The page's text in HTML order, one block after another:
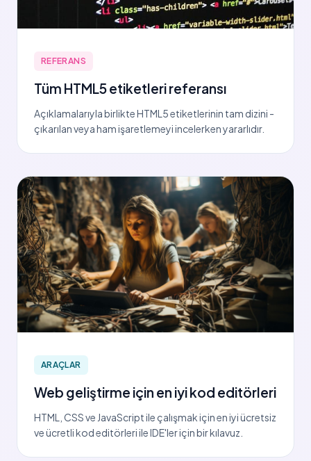
REFERANS
Tüm HTML5 etiketleri referansı
Açıklamalarıyla birlikte HTML5 etiketlerinin tam dizini -
çıkarılan veya ham işaretlemeyi incelerken yararlıdır.
ARAÇLAR
Web geliştirme için en iyi kod editörleri
HTML, CSS ve JavaScript ile çalışmak için en iyi ücretsiz
ve ücretli kod editörleri ile IDE'ler için bir kılavuz.